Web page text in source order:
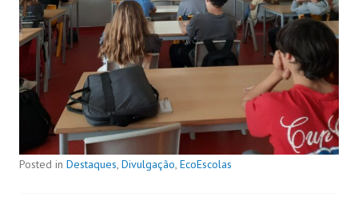
Posted in Destaques, Divulgação, EcoEscolas